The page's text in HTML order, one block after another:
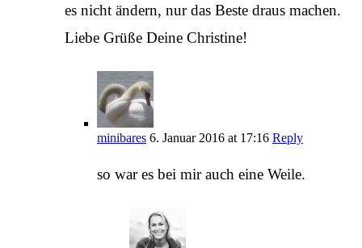
es nicht ändern, nur das Beste draus machen.
Liebe Grüße Deine Christine!
minibares 6. Januar 2016 at 17:16 Reply
so war es bei mir auch eine Weile.